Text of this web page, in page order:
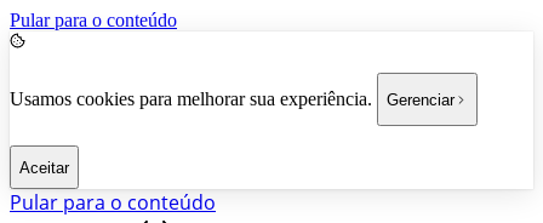
Pular para o conteúdo
Usamos cookies para melhorar sua experiência. Gerenciar
Aceitar
Pular para o conteúdo